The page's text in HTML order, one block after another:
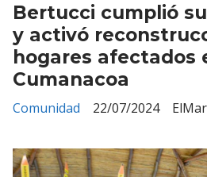
Bertucci cumplió
y activó
hogares afectados
Cumanacoa
Comunidad 22/07/2024